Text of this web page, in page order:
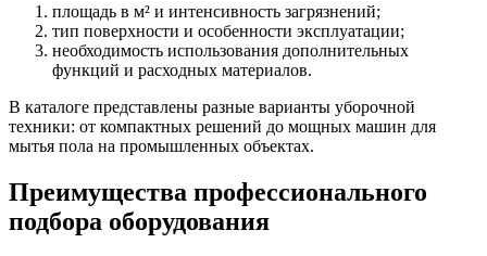
площадь в м² и интенсивность загрязнений;
тип поверхности и особенности эксплуатации;
необходимость использования дополнительных
функций и расходных материалов.
В каталоге представлены разные варианты уборочной
техники: от компактных решений до мощных машин для
мытья пола на промышленных объектах.
Преимущества профессионального
подбора оборудования